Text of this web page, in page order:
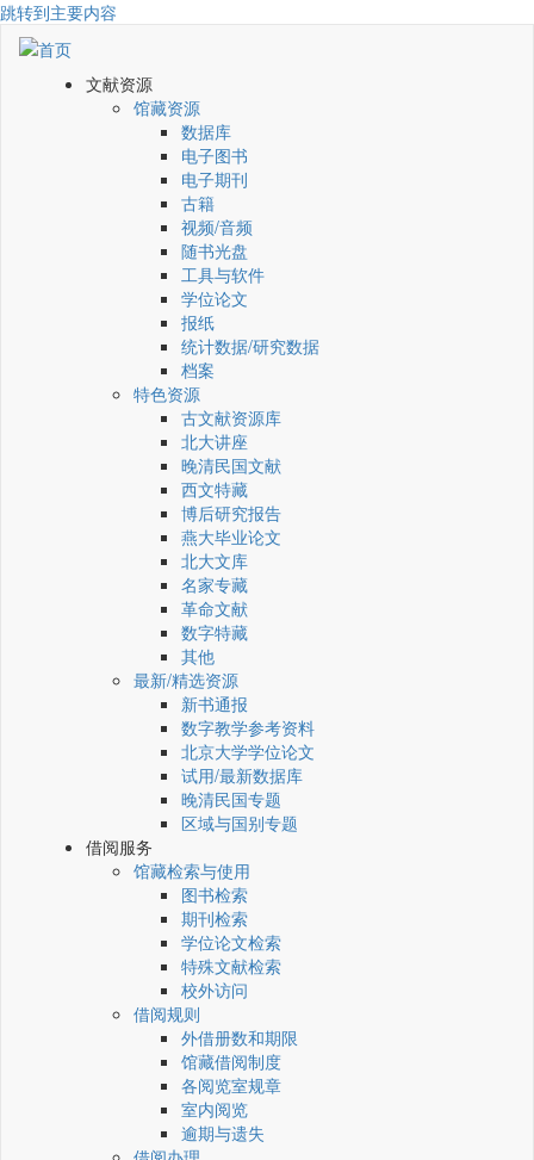
跳转到主要内容
文献资源
馆藏资源
数据库
电子图书
电子期刊
古籍
视频/音频
随书光盘
工具与软件
学位论文
报纸
统计数据/研究数据
档案
特色资源
古文献资源库
北大讲座
晚清民国文献
西文特藏
博后研究报告
燕大毕业论文
北大文库
名家专藏
革命文献
数字特藏
其他
最新/精选资源
新书通报
数字教学参考资料
北京大学学位论文
试用/最新数据库
晚清民国专题
区域与国别专题
借阅服务
馆藏检索与使用
图书检索
期刊检索
学位论文检索
特殊文献检索
校外访问
借阅规则
外借册数和期限
馆藏借阅制度
各阅览室规章
室内阅览
逾期与遗失